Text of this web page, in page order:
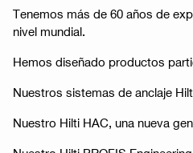
Tenemos más de 60 años de
nivel mundial.
Hemos diseñado productos
Nuestros sistemas de anclaje
Nuestro Hilti HAC, una nueva